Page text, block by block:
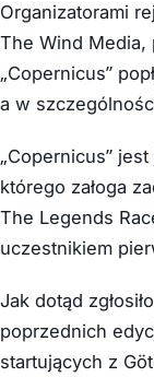
Organizatorami
The Wind Media,
„Copernicus”
a w
„Copernicus”
którego załoga
The Legends
uczestnikiem
Jak dotąd
poprzednich
startujących z